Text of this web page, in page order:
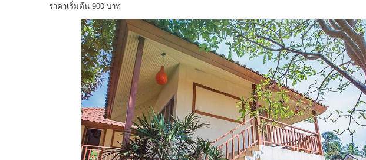
ราคาเริ่มต้น 900 บาท